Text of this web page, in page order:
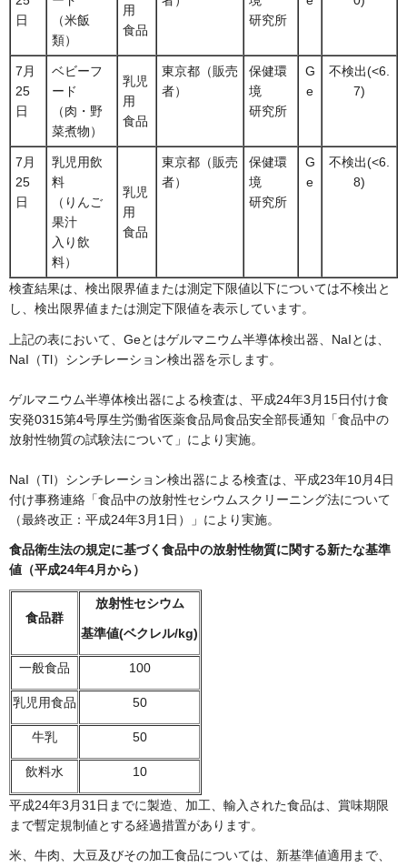
日
（米飯
類）
用
食品
研究所
7月
25
日
ベビーフ
ード
（肉・野
菜煮物）
乳児
用
食品
東京都（販売
者）
保健環
境
研究所
G
e
不検出(<6.
7)
7月
25
日
乳児用飲
料
（りんご
果汁
入り飲
料）
乳児
用
食品
東京都（販売
者）
保健環
境
研究所
G
e
不検出(<6.
8)
検査結果は、検出限界値または測定下限値以下については不検出と
し、検出限界値または測定下限値を表示しています。
上記の表において、Geとはゲルマニウム半導体検出器、NaIとは、
NaI（Tl）シンチレーション検出器を示します。
ゲルマニウム半導体検出器による検査は、平成24年3月15日付け食
安発0315第4号厚生労働省医薬食品局食品安全部長通知「食品中の
放射性物質の試験法について」により実施。
NaI（Tl）シンチレーション検出器による検査は、平成23年10月4日
付け事務連絡「食品中の放射性セシウムスクリーニング法について
（最終改正：平成24年3月1日）」により実施。
食品衛生法の規定に基づく食品中の放射性物質に関する新たな基準
値（平成24年4月から）
食品群
放射性セシウム
基準値(ベクレル/kg)
一般食品 100
乳児用食品 50
牛乳 50
飲料水 10
平成24年3月31日までに製造、加工、輸入された食品は、賞味期限
まで暫定規制値とする経過措置があります。
米、牛肉、大豆及びその加工食品については、新基準値適用まで、